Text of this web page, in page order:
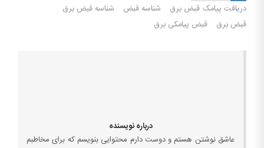
دریافت پیامک قبض برق
شناسه قبض
شناسه قبض برق
قبض برق
قبض پیامکی برق
درباره نویسنده
عاشق نوشتن هستم و دوست دارم محتوایی بنویسم که برای مخاطبم